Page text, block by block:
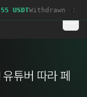
USDTWithdrawn ·
튜버 따라 페